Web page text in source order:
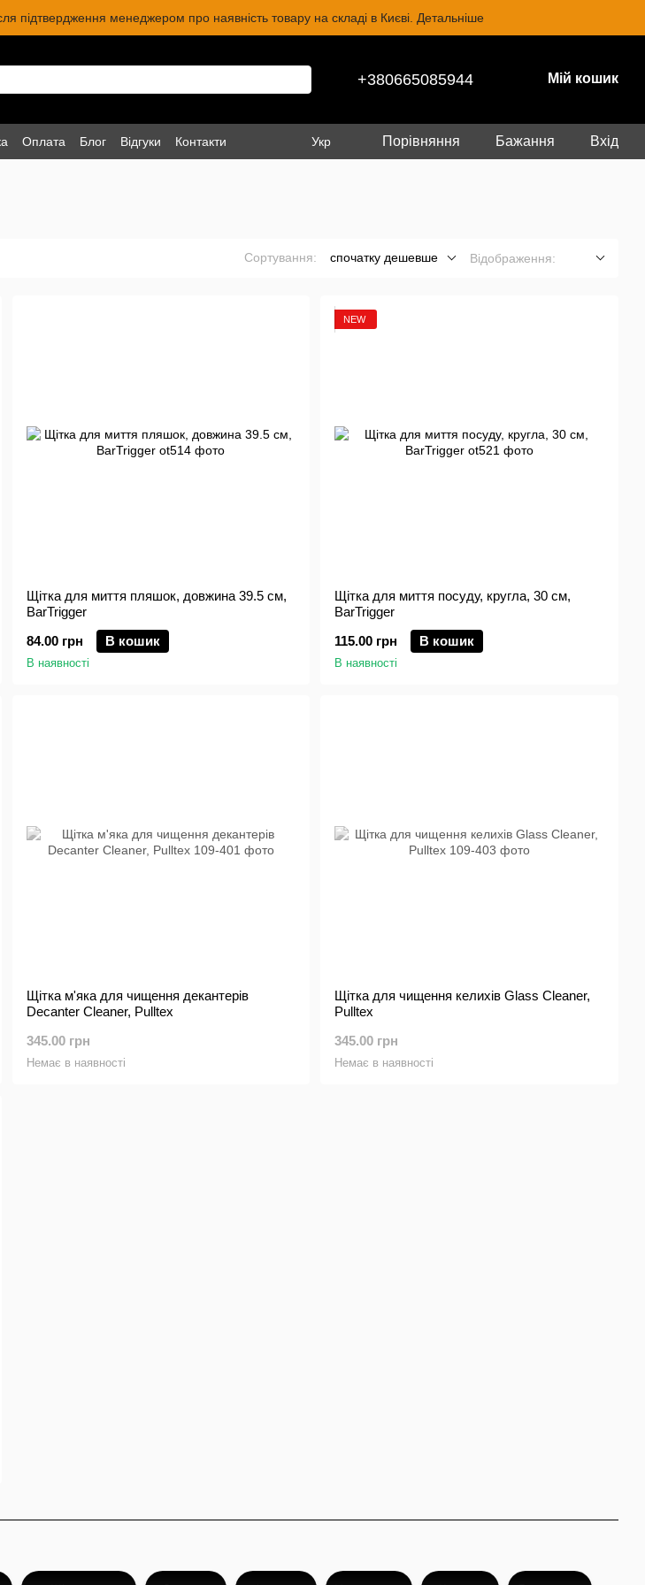
підтвердження менеджером про наявність товару на складі в Києві. Детальніше
+380665085944 Мій кошик
Оплата Блог Відгуки Контакти Укр Порівняння Бажання Вхід
Сортування: спочатку дешевше Відображення:
Щітка для миття пляшок, довжина 39.5 см,
BarTrigger
84.00 грн
В кошик
В наявності
NEW
Щітка для миття посуду, кругла, 30 см,
BarTrigger
115.00 грн
В кошик
В наявності
Щітка м'яка для чищення декантерів
Decanter Cleaner, Pulltex
345.00 грн
Немає в наявності
Щітка для чищення келихів Glass Cleaner,
Pulltex
345.00 грн
Немає в наявності